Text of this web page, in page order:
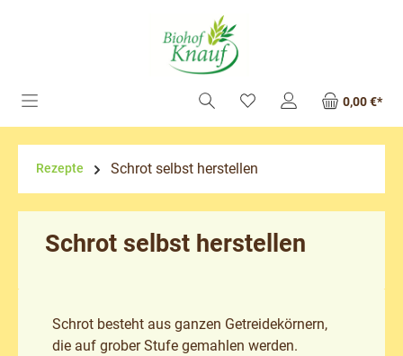
0,00 €*
Rezepte Schrot selbst herstellen
Schrot selbst herstellen
Schrot besteht aus ganzen Getreidekörnern,
die auf grober Stufe gemahlen werden.